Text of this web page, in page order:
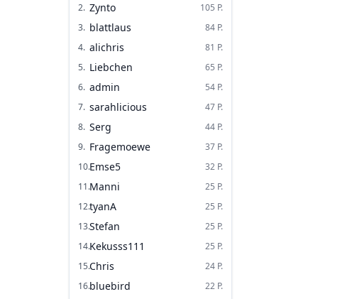
2. Zynto 105 P.
3. blattlaus 84 P.
4. alichris 81 P.
5. Liebchen 65 P.
6. admin 54 P.
7. sarahlicious 47 P.
8. Serg 44 P.
9. Fragemoewe 37 P.
10.Emse5 32 P.
11.Manni 25 P.
12.tyanA 25 P.
13.Stefan 25 P.
14.Kekusss111 25 P.
15.Chris 24 P.
16.bluebird 22 P.